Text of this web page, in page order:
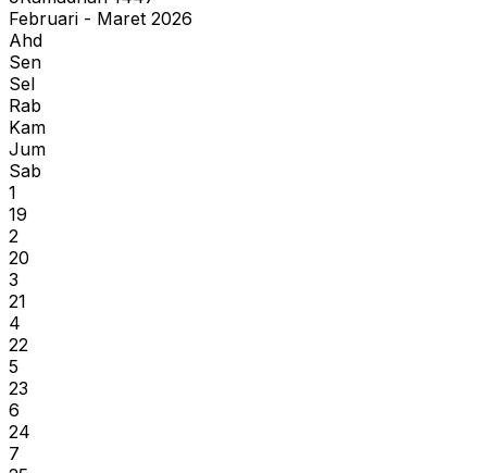
Februari - Maret 2026
Ahd
Sen
Sel
Rab
Kam
Jum
Sab
1
19
2
20
3
21
4
22
5
23
6
24
7